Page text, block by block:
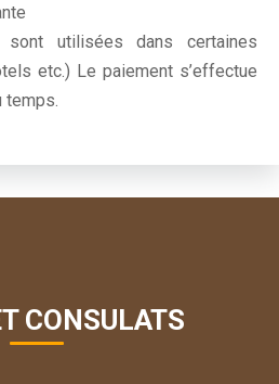
utilisées dans certaines
etc.) Le paiement s’effectue
CONSULATS